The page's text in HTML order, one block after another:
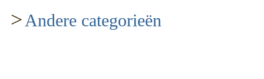
> Andere categorieën